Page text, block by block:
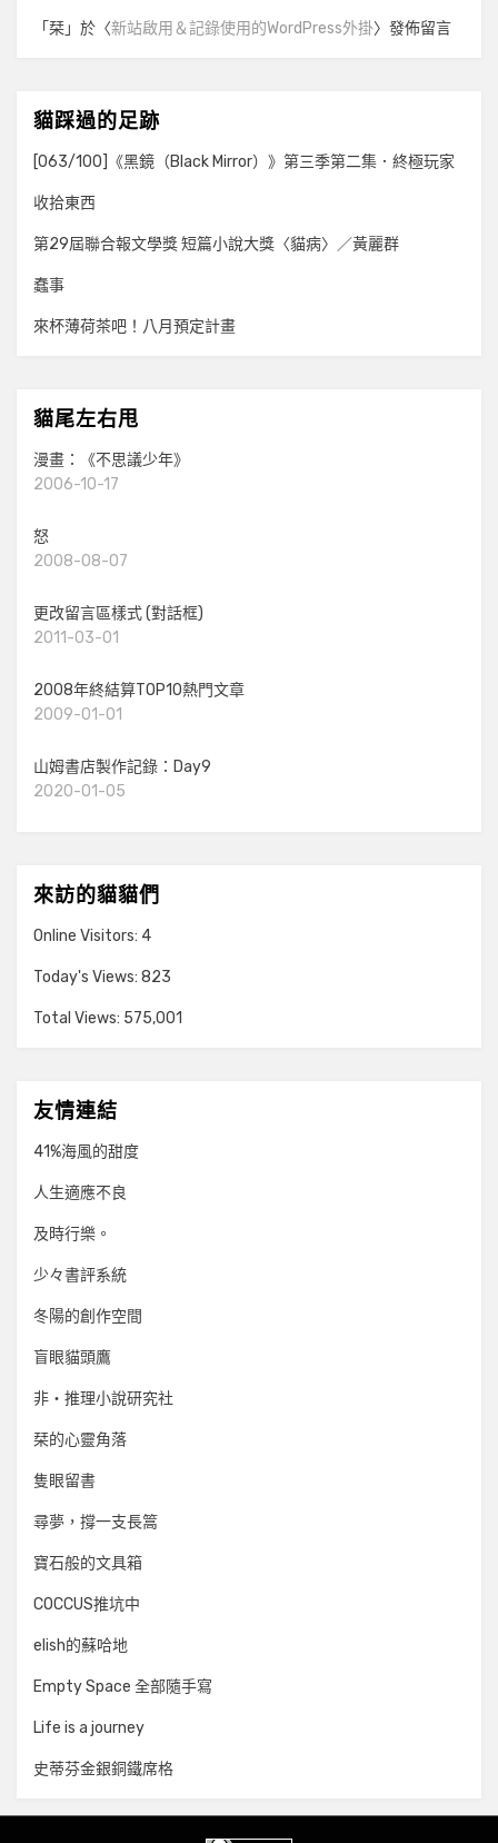
「栞」於〈新站啟用＆記錄使用的WordPress外掛〉發佈留言
貓踩過的足跡
[063/100]《黑鏡（Black Mirror）》第三季第二集．終極玩家
收拾東西
第29屆聯合報文學獎 短篇小說大獎〈貓病〉／黃麗群
蠢事
來杯薄荷茶吧！八月預定計畫
貓尾左右甩
漫畫：《不思議少年》
2006-10-17
怒
2008-08-07
更改留言區樣式 (對話框)
2011-03-01
2008年終結算TOP10熱門文章
2009-01-01
山姆書店製作記錄：Day9
2020-01-05
來訪的貓貓們
Online Visitors: 4
Today's Views: 823
Total Views: 575,001
友情連結
41%海風的甜度
人生適應不良
及時行樂。
少々書評系統
冬陽的創作空間
盲眼貓頭鷹
非‧推理小說研究社
栞的心靈角落
隻眼留書
尋夢，撐一支長篙
寶石般的文具箱
COCCUS推坑中
elish的蘇哈地
Empty Space 全部隨手寫
Life is a journey
史蒂芬金銀銅鐵席格